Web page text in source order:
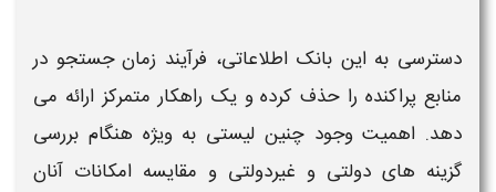
دسترسی به این بانک اطلاعاتی، فرآیند زمان جستجو در
منابع پراکنده را حذف کرده و یک راهکار متمرکز ارائه می
دهد. اهمیت وجود چنین لیستی به ویژه هنگام بررسی
گزینه های دولتی و غیردولتی و مقایسه امکانات آنان